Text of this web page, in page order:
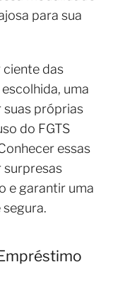
para sua
das
uma
próprias
do FGTS
essas
surpresas
e garantir uma